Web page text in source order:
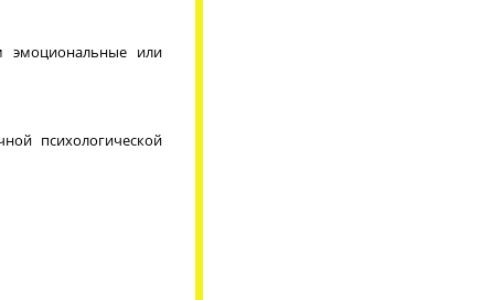
эмоциональные или
психологической